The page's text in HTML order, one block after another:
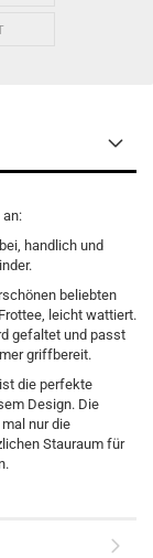
handlich und
beliebten
leicht wattiert.
gefaltet und passt
griffbereit.
die perfekte
Design. Die
nur die
Stauraum für